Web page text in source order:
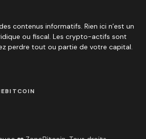
contenus informatifs. Rien ici n’est un
ou fiscal. Les crypto-actifs sont
perdre tout ou partie de votre capital.